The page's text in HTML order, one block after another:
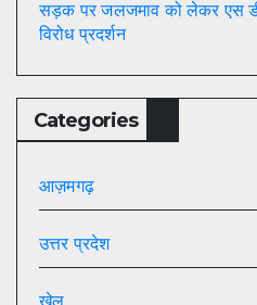
सड़क पर जलजमाव को लेकर एस
विरोध प्रदर्शन
Categories
आज़मगढ़
उत्तर प्रदेश
खेल